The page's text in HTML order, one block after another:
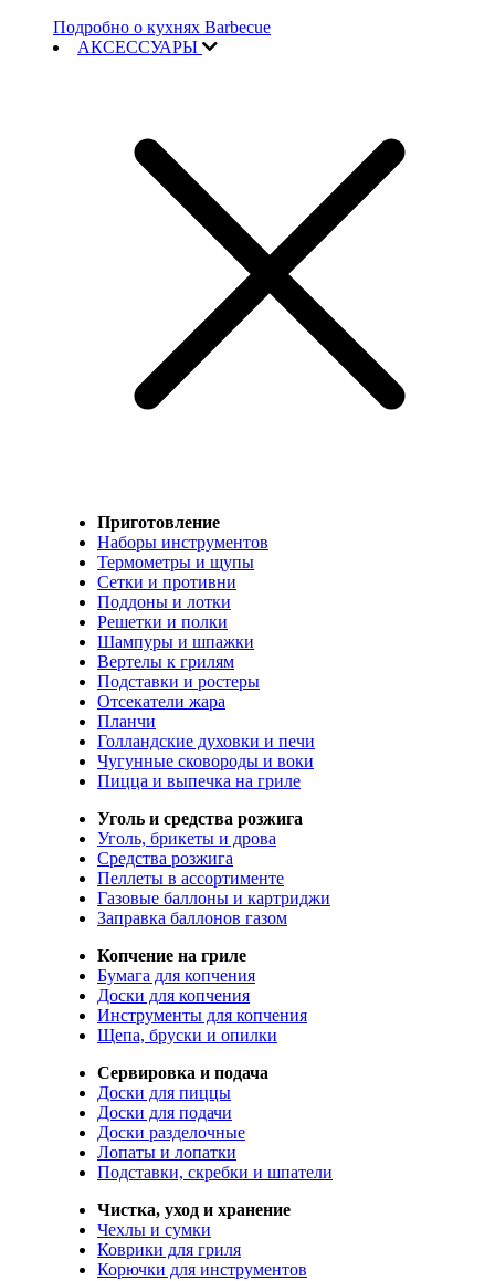
Подробно о кухнях Barbecue
АКСЕССУАРЫ
Приготовление
Наборы инструментов
Термометры и щупы
Сетки и противни
Поддоны и лотки
Решетки и полки
Шампуры и шпажки
Вертелы к грилям
Подставки и ростеры
Отсекатели жара
Планчи
Голландские духовки и печи
Чугунные сковороды и воки
Пицца и выпечка на гриле
Уголь и средства розжига
Уголь, брикеты и дрова
Средства розжига
Пеллеты в ассортименте
Газовые баллоны и картриджи
Заправка баллонов газом
Копчение на гриле
Бумага для копчения
Доски для копчения
Инструменты для копчения
Щепа, бруски и опилки
Сервировка и подача
Доски для пиццы
Доски для подачи
Доски разделочные
Лопаты и лопатки
Подставки, скребки и шпатели
Чистка, уход и хранение
Чехлы и сумки
Коврики для гриля
Корючки для инструментов